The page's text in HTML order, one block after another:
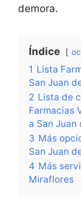
demora.
Índice
1 Lista
San Juan
2 Lista de
Farmacias
a San
3 Más
San Juan
4 Más
Miraflores